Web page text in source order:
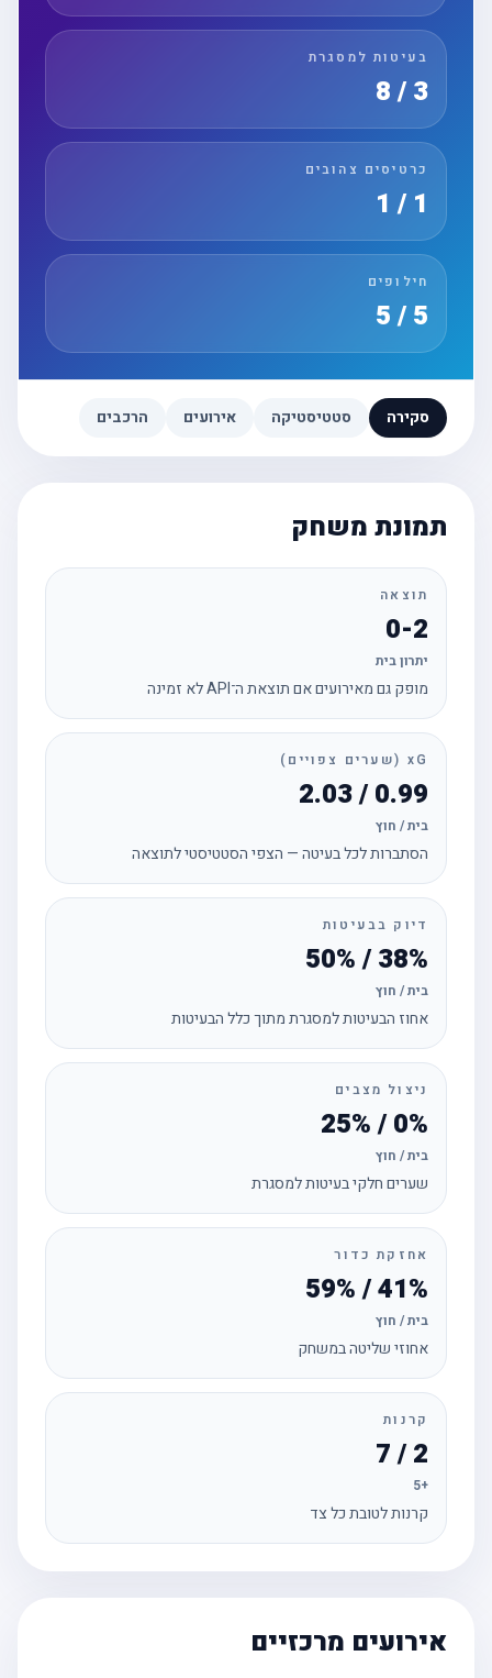
בעיטות למסגרת
3 / 8
כרטיסים צהובים
חילופים
סקירה סטטיסטיקה אירועים הרכבים
תמונת משחק
תוצאה
0-2
יתרון בית
מופק גם מאירועים אם תוצאת ה־API לא זמינה
xG (שערים צפויים)
0.99 / 2.03
בית / חוץ
הסתברות לכל בעיטה — הצפי הסטטיסטי לתוצאה
דיוק בבעיטות
38% / 50%
בית / חוץ
אחוז הבעיטות למסגרת מתוך כלל הבעיטות
ניצול מצבים
0% / 25%
בית / חוץ
שערים חלקי בעיטות למסגרת
אחזקת כדור
41% / 59%
בית / חוץ
אחוזי שליטה במשחק
קרנות
קרנות לטובת כל צד
אירועים מרכזיים